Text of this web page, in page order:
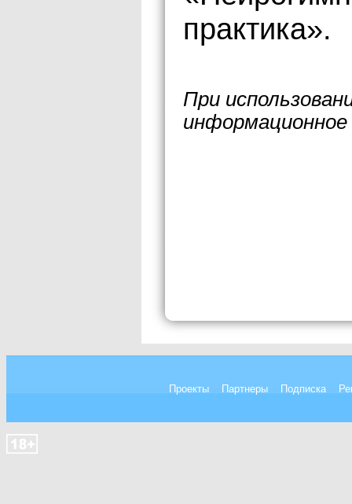
практика».
При
Проекты Партнеры Подписка